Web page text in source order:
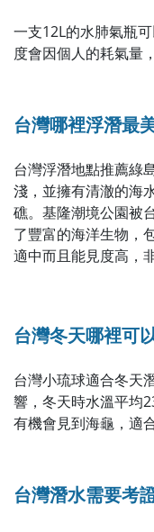
一支12L的水肺氣瓶
度會因個人的耗氣量
台灣哪裡浮潛最
台灣浮潛地點推薦綠
淺，並擁有清澈的海
礁。基隆潮境公園被
了豐富的海洋生物，
適中而且能見度高，
台灣冬天哪裡可
台灣小琉球適合冬天
響，冬天時水溫平均
有機會見到海龜，適
台灣潛水需要考